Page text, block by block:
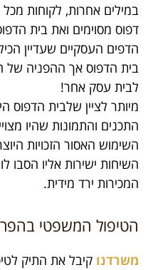
במילים אחרות, לקוחות
דפוס מסוימים ואת בית
הדפים העסקיים שעדיין
בית הדפוס אך ההפניה של
לבית עסק אחר!
מיותר לציין שלבית הדפוס
התכנים והתמונות שהיו
השימוש האסור הזכויות
השיחות ישירות אליו הסבו
המכירות ירד מידית.
הטיפול המשפטי
משרדנו קיבל את התיק